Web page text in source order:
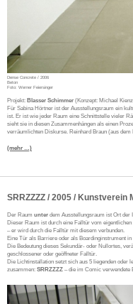
Dense Concrete / 2006
Beton
Foto: Werner Feiersinger
Projekt: Blasser Schimmer (Konzept: Michael
Für Sabina Hörtner ist der Ausstellungsraum ein
ist. Er ist wie jeder Raum eine Schnittstelle vieler
sieht sie in diesen Zusammenhängen als einen
verräumlichten Diskurse. Reinhard Braun (aus dem
(mehr …)
SRRZZZZ / 2005 / Kunstverein
Der Raum unter dem Ausstellungsraum ist Ort der
Dieser Raum ist durch eine Falltür vom
– er wird durch die Falltür mit diesem verbunden.
Eine Tür als Barriere oder als Boardinginstrument
Die Bedeutung dieses Sekundär- oder Nullortes,
geschlossener oder geöffneter Falltür.
Die Lichtinstallation setzt sich aus 5 liegenden oder
zusammen: SRRZZZZ – die im Comic verwendete